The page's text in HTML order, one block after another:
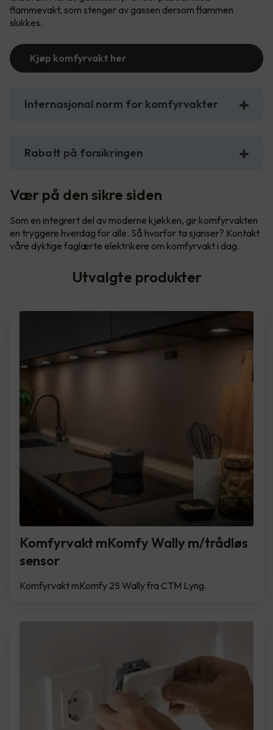
flammevakt, som stenger av gassen dersom flammen
slukkes.
Kjøp komfyrvakt her
Internasjonal norm for komfyrvakter
Rabatt på forsikringen
Vær på den sikre siden
Som en integrert del av moderne kjøkken, gir komfyrvakten
en tryggere hverdag for alle. Så hvorfor ta sjanser? Kontakt
våre dyktige faglærte elektrikere om komfyrvakt i dag.
Utvalgte produkter
Komfyrvakt mKomfy Wally m/trådløs
sensor
Komfyrvakt mKomfy 25 Wally fra CTM Lyng.